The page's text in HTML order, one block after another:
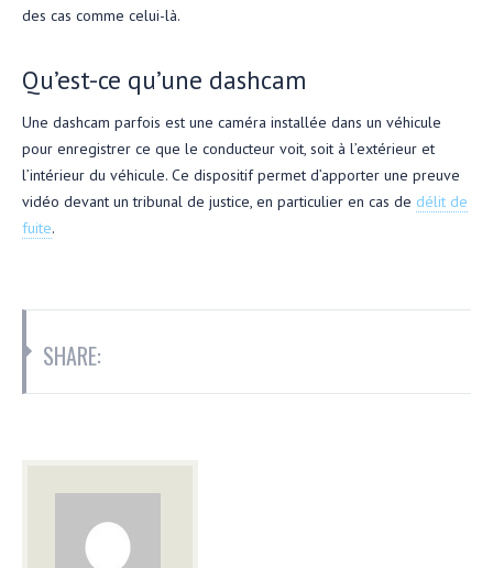
des cas comme celui-là.
Qu’est-ce qu’une dashcam
Une dashcam parfois est une caméra installée dans un véhicule
pour enregistrer ce que le conducteur voit, soit à l’extérieur et
l’intérieur du véhicule. Ce dispositif permet d’apporter une preuve
vidéo devant un tribunal de justice, en particulier en cas de délit de
fuite.
SHARE: